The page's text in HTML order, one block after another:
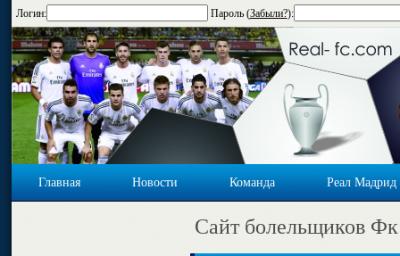
Логин: Пароль (Забыли?):
Главная Новости Команда Реал Мадрид
Cайт болельщиков